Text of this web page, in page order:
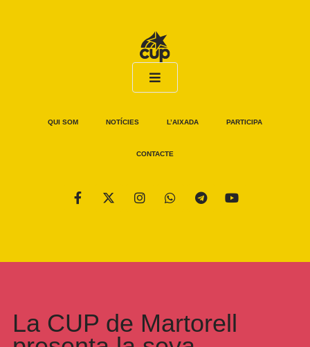
QUI SOM NOTÍCIES L’AIXADA PARTICIPA
CONTACTE
La CUP de Martorell